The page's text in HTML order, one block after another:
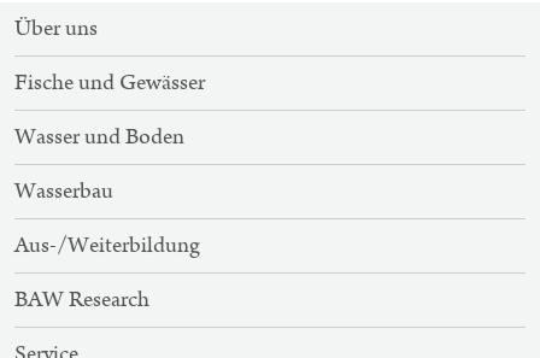
SITEMAP-
NAVIGATION
Über uns
Fische und Gewässer
Wasser und Boden
Wasserbau
Aus-/Weiterbildung
BAW Research